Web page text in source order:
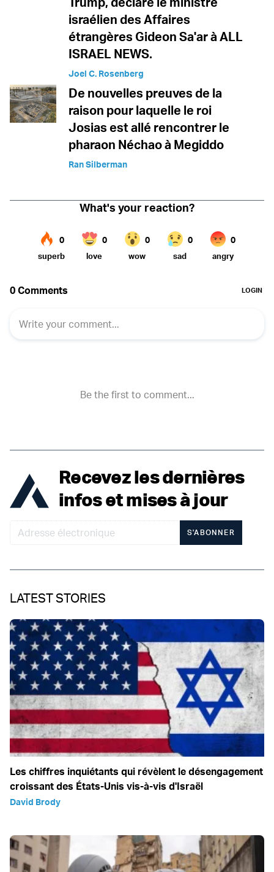
israélien des Affaires
étrangères Gideon Sa'ar à ALL
ISRAEL NEWS.
Joel C. Rosenberg
De nouvelles preuves de la
raison pour laquelle le roi
Josias est allé rencontrer le
pharaon Néchao à Megiddo
Ran Silberman
Recevez les dernières
infos et mises à jour
S'ABONNER
LATEST STORIES
Les chiffres inquiétants qui révèlent le désengagement
croissant des États-Unis vis-à-vis d'Israël
David Brody